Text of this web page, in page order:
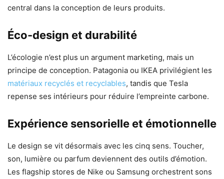
central dans la conception de leurs produits.
Éco-design et durabilité
L’écologie n’est plus un argument marketing, mais un
principe de conception. Patagonia ou IKEA privilégient les
matériaux recyclés et recyclables, tandis que Tesla
repense ses intérieurs pour réduire l’empreinte carbone.
Expérience sensorielle et émotionnelle
Le design se vit désormais avec les cinq sens. Toucher,
son, lumière ou parfum deviennent des outils d’émotion.
Les flagship stores de Nike ou Samsung orchestrent sons